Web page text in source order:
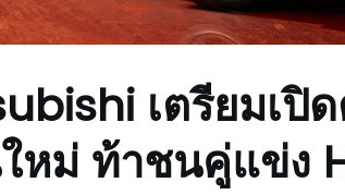
เตรียมเปิ
หม่ ท้าชนคู่แข่ง